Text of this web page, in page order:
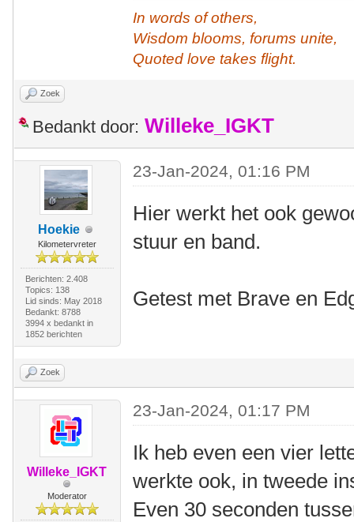
In words of others,
Wisdom blooms, forums unite,
Quoted love takes flight.
Zoek
Bedankt door: Willeke_IGKT
Hoekie
Kilometervreter
Berichten: 2.408
Topics: 138
Lid sinds: May 2018
Bedankt: 8788
3994 x bedankt in
1852 berichten
23-Jan-2024, 01:16 PM
Hier werkt het ook
stuur en band.
Getest met Brave en
Zoek
Willeke_IGKT
Moderator
23-Jan-2024, 01:17 PM
Ik heb even een vier
werkte ook, in tweede
Even 30 seconden